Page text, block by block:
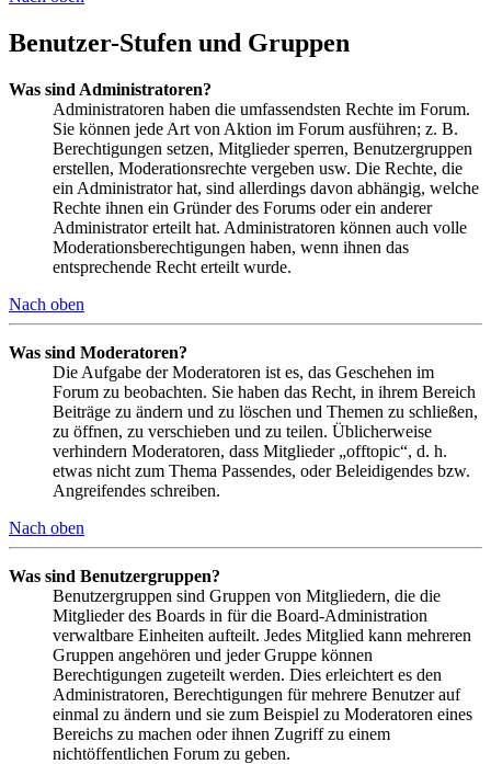
Benutzer-Stufen und Gruppen
Was sind Administratoren?
Administratoren haben die umfassendsten Rechte im Forum.
Sie können jede Art von Aktion im Forum ausführen; z. B.
Berechtigungen setzen, Mitglieder sperren, Benutzergruppen
erstellen, Moderationsrechte vergeben usw. Die Rechte, die
ein Administrator hat, sind allerdings davon abhängig, welche
Rechte ihnen ein Gründer des Forums oder ein anderer
Administrator erteilt hat. Administratoren können auch volle
Moderationsberechtigungen haben, wenn ihnen das
entsprechende Recht erteilt wurde.
Nach oben
Was sind Moderatoren?
Die Aufgabe der Moderatoren ist es, das Geschehen im
Forum zu beobachten. Sie haben das Recht, in ihrem Bereich
Beiträge zu ändern und zu löschen und Themen zu schließen,
zu öffnen, zu verschieben und zu teilen. Üblicherweise
verhindern Moderatoren, dass Mitglieder „offtopic“, d. h.
etwas nicht zum Thema Passendes, oder Beleidigendes bzw.
Angreifendes schreiben.
Nach oben
Was sind Benutzergruppen?
Benutzergruppen sind Gruppen von Mitgliedern, die die
Mitglieder des Boards in für die Board-Administration
verwaltbare Einheiten aufteilt. Jedes Mitglied kann mehreren
Gruppen angehören und jeder Gruppe können
Berechtigungen zugeteilt werden. Dies erleichtert es den
Administratoren, Berechtigungen für mehrere Benutzer auf
einmal zu ändern und sie zum Beispiel zu Moderatoren eines
Bereichs zu machen oder ihnen Zugriff zu einem
nichtöffentlichen Forum zu geben.